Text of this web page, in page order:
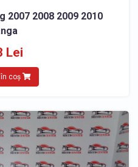
2007 2008 2009 2010
Lei
coș